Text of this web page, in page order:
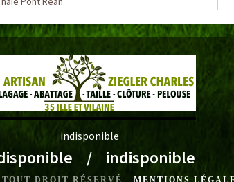
indisponible
/ indisponible
DROIT RÉSERVÉ - MENTIONS